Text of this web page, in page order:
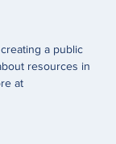
a public
resources in
at